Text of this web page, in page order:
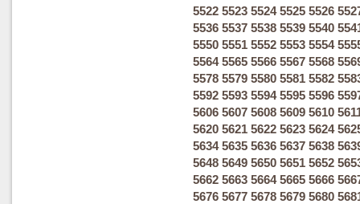
5522 5523 5524 5525 5526
5536 5537 5538 5539 5540
5550 5551 5552 5553 5554
5564 5565 5566 5567 5568
5578 5579 5580 5581 5582
5592 5593 5594 5595 5596
5606 5607 5608 5609 5610
5620 5621 5622 5623 5624
5634 5635 5636 5637 5638
5648 5649 5650 5651 5652
5662 5663 5664 5665 5666
5676 5677 5678 5679 5680